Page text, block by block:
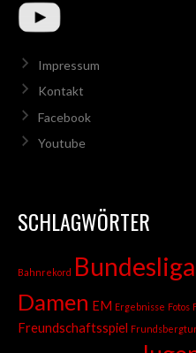
Impressum
Kontakt
Facebook
Youtube
SCHLAGWÖRTER
Bahnrekord Bundesliga
Damen EM Ergebnisse Fotos
Freundschaftsspiel